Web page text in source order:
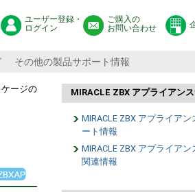
ユーザー登録・
ログイン
ご購入の
お問い合わせ
その他の製品サポート情報
ージの MIRACLE ZBX アプライアン
MIRACLE ZBX アプライア
ート情報
MIRACLE ZBX アプライアン
関連情報